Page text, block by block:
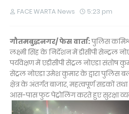
FACE WARTA News 5:23 pm
गौतमबुद्धनगर/ फेस वार्ता:पुलिस
लक्ष्मी सिंह के निर्देशन में डीसीपी सेन्ट्रल
पर्यवेक्षण में एडीसीपी सेंट्रल नोएडा संतोष
सेंट्रल नोएडा उमेश कुमार के द्वारा पुलिस
क्षेत्र के अंतर्गत बाजार, महत्वपूर्ण सडकों
आस-पास फुट पेट्रोलिंग करते हुए सुरक्षा